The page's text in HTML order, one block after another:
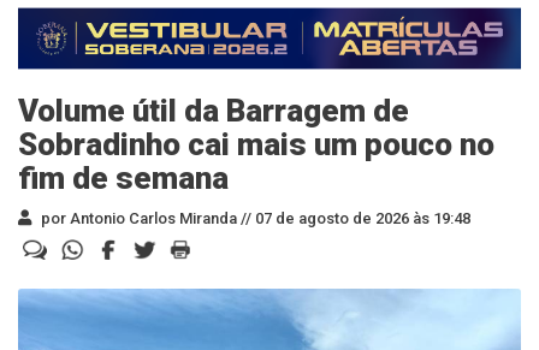
Volume útil da Barragem de
Sobradinho cai mais um pouco no
fim de semana
por Antonio Carlos Miranda // 07 de agosto de 2026 às 19:48